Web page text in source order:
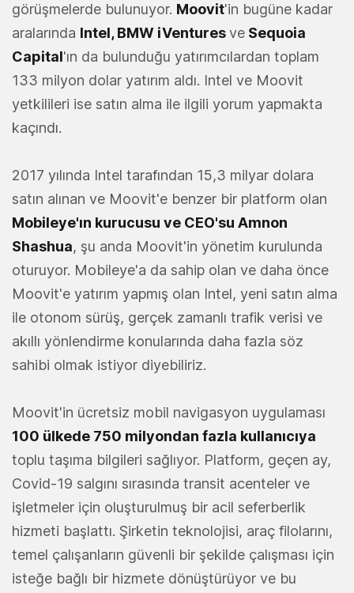
görüşmelerde bulunuyor. Moovit'in bugüne kadar
aralarında Intel, BMW iVenturesve Sequoia
Capital'ın da bulunduğu yatırımcılardan toplam
133 milyon dolar yatırım aldı. Intel ve Moovit
yetkilileri ise satın alma ile ilgili yorum yapmakta
kaçındı.
2017 yılında Intel tarafından 15,3 milyar dolara
satın alınan ve Moovit'e benzer bir platform olan
Mobileye'ın kurucusu ve CEO'su Amnon
Shashua, şu anda Moovit'in yönetim kurulunda
oturuyor. Mobileye'a da sahip olan ve daha önce
Moovit'e yatırım yapmış olan Intel, yeni satın alma
ile otonom sürüş, gerçek zamanlı trafik verisi ve
akıllı yönlendirme konularında daha fazla söz
sahibi olmak istiyor diyebiliriz.
Moovit'in ücretsiz mobil navigasyon uygulaması
100 ülkede 750 milyondan fazla kullanıcıya
toplu taşıma bilgileri sağlıyor. Platform, geçen ay,
Covid-19 salgını sırasında transit acenteler ve
işletmeler için oluşturulmuş bir acil seferberlik
hizmeti başlattı. Şirketin teknolojisi, araç filolarını,
temel çalışanların güvenli bir şekilde çalışması için
isteğe bağlı bir hizmete dönüştürüyor ve bu